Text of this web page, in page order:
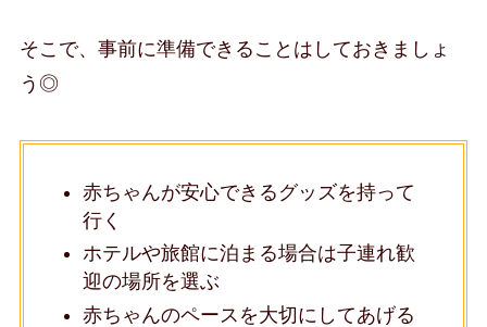
そこで、事前に準備できることはしておきましょ
う◎
赤ちゃんが安心できるグッズを持って
行く
ホテルや旅館に泊まる場合は子連れ歓
迎の場所を選ぶ
赤ちゃんのペースを大切にしてあげる